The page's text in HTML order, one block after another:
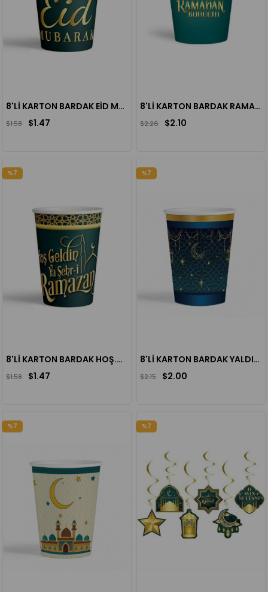
8'Lİ KARTON BARDAK EİD MUBARAK 8 OZ
$1.47
$1.58
8'Lİ KARTON BARDAK RAMADAN KAREEM
$2.10
$2.26
8'Lİ KARTON BARDAK HOŞ.RAMAZAN
$1.47
$1.58
%7
8'Lİ KARTON BARDAK YALDIZLI RAMAZAN LACİVERT TEMA
$2.00
$2.15
%7
%7 %7